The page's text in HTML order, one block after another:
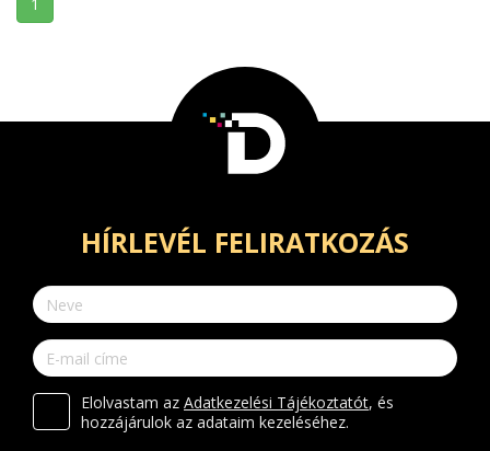
HÍRLEVÉL FELIRATKOZÁS
Elolvastam az Adatkezelési Tájékoztatót, és
hozzájárulok az adataim kezeléséhez.